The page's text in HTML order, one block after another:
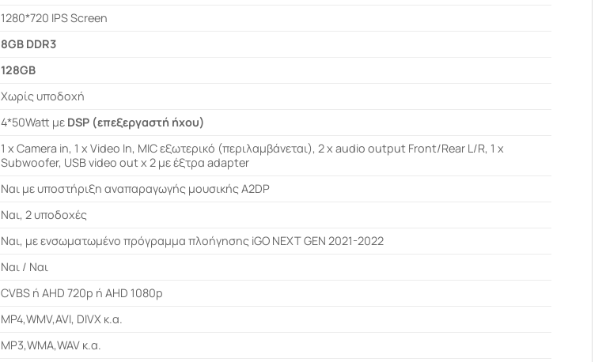
1280*720 IPS Screen
8GB DDR3
128GB
Χωρίς υποδοχή
4*50Watt με DSP (επεξεργαστή ήχου)
1 x Camera in, 1 x Video In, MIC εξωτερικό (περιλαμβάνεται), 2 x audio output Front/Rear L/R, 1 x
Subwoofer, USB video out x 2 με έξτρα adapter
Ναι με υποστήριξη αναπαραγωγής μουσικής A2DP
Ναι, 2 υποδοχές
Ναι, με ενσωματωμένο πρόγραμμα πλοήγησης iGO NEXT GEN 2021-2022
Ναι / Ναι
CVBS ή AHD 720p ή AHD 1080p
MP4,WMV,AVI, DIVX κ.α.
MP3,WMA,WAV κ.α.